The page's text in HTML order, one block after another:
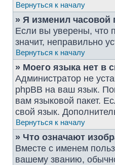
Вернуться к началу
» Я изменил часовой
Если вы уверены, что
значит, неправильно
Вернуться к началу
» Моего языка нет в
Администратор не
phpBB на ваш язык.
вам языковой пакет.
свой язык.
Вернуться к началу
» Что означают
Вместе с именем
вашему званию,